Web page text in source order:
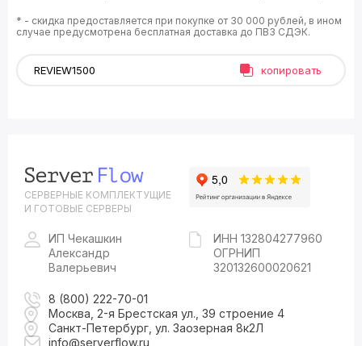
* - скидка предоставляется при покупке от 30 000 рублей, в ином
случае предусмотрена бесплатная доставка до ПВЗ СДЭК.
копировать
СЕРВЕРНЫЕ КОМПЛЕКТУЩИЕ
И ГОТОВЫЕ СЕРВЕРЫ
ИП Чекашкин
Александр
Валерьевич
ИНН 132804277960
ОГРНИП
320132600020621
8 (800) 222-70-01
Москва, 2-я Брестская ул., 39 строение 4
Санкт-Петербург, ул. Заозерная 8к2Л
info@serverflow.ru